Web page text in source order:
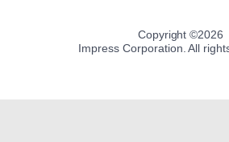
Copyright ©2026
Impress Corporation. All